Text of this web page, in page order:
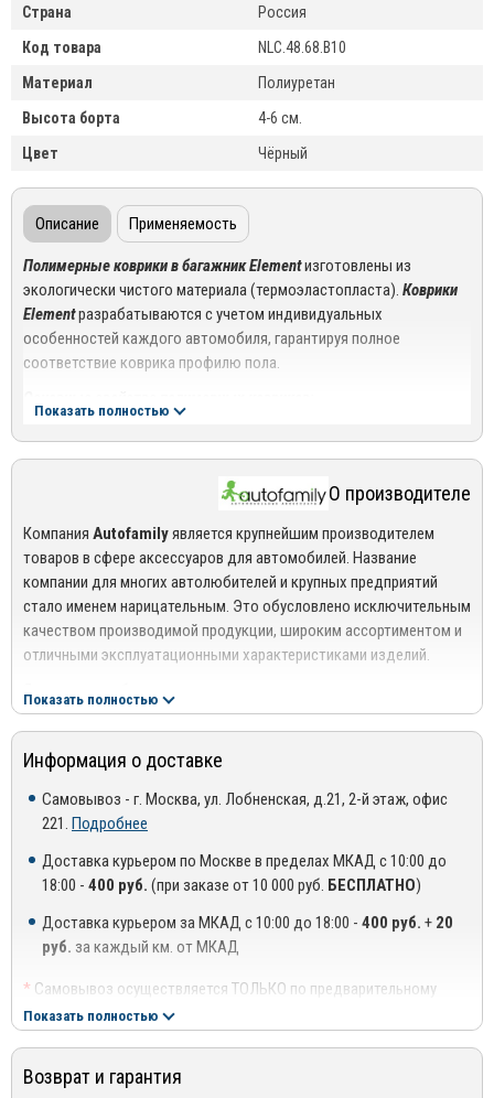
Страна
Россия
Код товара
NLC.48.68.B10
Материал
Полиуретан
Высота борта
4-6 см.
Цвет
Чёрный
Описание Применяемость
Полимерные коврики в багажникElementизготовлены из
экологически чистого материала (термоэластопласта). Коврики
Elementразрабатываются с учетом индивидуальных
особенностей каждого автомобиля, гарантируя полное
соответствие коврика профилю пола.
Антискользящая поверхность;
Устойчивость к щелочам, кислотам и другим химическим
Сохраняет форму и прочность при тмепературе от -50 до +50;
Износостойкость.
Показать полностью
О производителе
Компания Autofamilyявляется крупнейшим производителем
товаров в сфере аксессуаров для автомобилей. Название
компании для многих автолюбителей и крупных предприятий
стало именем нарицательным. Это обусловлено исключительным
качеством производимой продукции, широким ассортиментом и
отличными эксплуатационными характеристиками изделий.
Являясь разработчиком и первопроходцем в своем направлении,
компания постоянно стремится повысить качество своей
продукции и уровень обслуживания. Результатом кропотливой
работы выступает функциональность предлагаемых
аксессуаров – они эффективно защищают авто от негативного
воздействия факторов окружающей среды, способствуют
сокращению затрат на техобслуживание и увеличению срока
службы самого автомобиля.
Ассортимент компанииAutofamily представлен следующими
товарными позициями:
Брызговики;
Коврики в салон и багажное отделение;
Защита картера;
Подкрылки (защита колесных арок);
Показать полностью
Информация о доставке
Самовывоз - г. Москва, ул. Лобненская, д.21, 2-й этаж, офис
221. Подробнее
Доставка курьером по Москве в пределах МКАД с 10:00 до
18:00 - 400 руб. (при заказе от 10 000 руб. БЕСПЛАТНО)
Доставка курьером за МКАД с 10:00 до 18:00 - 400 руб. + 20
руб. за каждый км. от МКАД
* Самовывоз осуществляется ТОЛЬКО по предварительному
согласованию с менеджером!
проходная ТЦ или БЦ).
Показать полностью
Возврат и гарантия